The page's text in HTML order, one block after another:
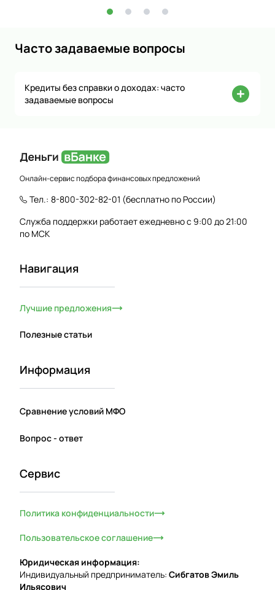
Часто задаваемые вопросы
Кредиты без справки о доходах: часто
задаваемые вопросы
Онлайн-сервис подбора финансовых предложений
Тел.: 8-800-302-82-01 (бесплатно по России)
Служба поддержки работает ежедневно с 9:00 до 21:00
по МСК
Навигация
Лучшие предложения
Полезные статьи
Информация
Сравнение условий МФО
Вопрос - ответ
Сервис
Политика конфиденциальности
Пользовательское соглашение
Юридическая информация:
Индивидуальный предприниматель: Сибгатов Эмиль
Ильясович